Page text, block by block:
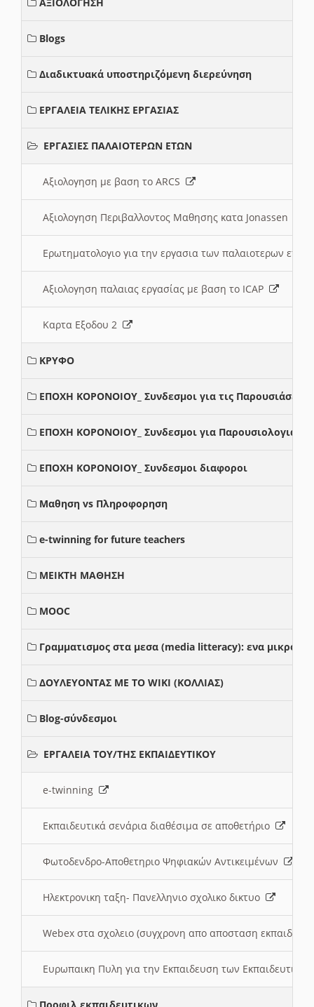
Blogs
Διαδικτυακά υποστηριζόμενη διερεύνηση
ΕΡΓΑΛΕΙΑ ΤΕΛΙΚΗΣ ΕΡΓΑΣΙΑΣ
ΕΡΓΑΣΙΕΣ ΠΑΛΑΙΟΤΕΡΩΝ ΕΤΩΝ
Αξιολογηση με βαση το ARCS
Αξιολογηση Περιβαλλοντος Μαθησης κατα Jonassen
Ερωτηματολογιο για την εργασια των παλαιοτερων
Αξιολογηση παλαιας εργασίας με βαση το ICAP
Καρτα Εξοδου 2
ΚΡΥΦΟ
ΕΠΟΧΗ ΚΟΡΟΝΟΙΟΥ_ Συνδεσμοι για τις Παρουσιάσεις
ΕΠΟΧΗ ΚΟΡΟΝΟΙΟΥ_ Συνδεσμοι για Παρουσιολογια
ΕΠΟΧΗ ΚΟΡΟΝΟΙΟΥ_ Συνδεσμοι διαφοροι
Μαθηση vs Πληροφορηση
e-twinning for future teachers
ΜΕΙΚΤΗ ΜΑΘΗΣΗ
MOOC
Γραμματισμος στα μεσα (media litteracy): ενα μικρο
ΔΟΥΛΕΥΟΝΤΑΣ ΜΕ ΤΟ WIKI (ΚΟΛΛΙΑΣ)
Blog-σύνδεσμοι
ΕΡΓΑΛΕΙΑ ΤΟΥ/ΤΗΣ ΕΚΠΑΙΔΕΥΤΙΚΟΥ
e-twinning
Εκπαιδευτικά σενάρια διαθέσιμα σε αποθετήριο
Φωτοδενδρο-Αποθετηριο Ψηφιακών Αντικειμένων
Ηλεκτρονικη ταξη- Πανελληνιο σχολικο δικτυο
Webex στα σχολειο (συγχρονη απο αποσταση
Ευρωπαικη Πυλη για την Εκπαιδευση των